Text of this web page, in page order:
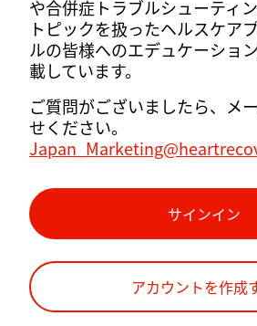
や合併症トラブルシューティ
トピックを扱ったヘルスケア
ルの皆様へのエデュケーショ
載しています。
ご質問がございましたら、メ
せください。